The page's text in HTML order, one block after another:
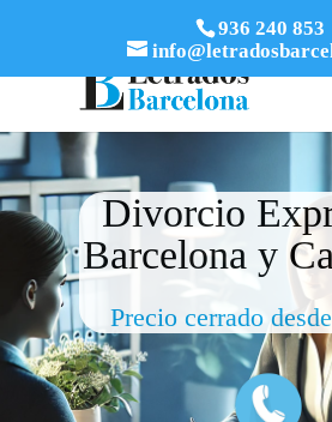
936 240 853
Divorcio
Barcelona y
Precio cerrado